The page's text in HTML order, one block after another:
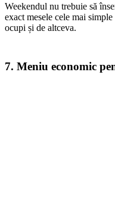
Weekendul nu trebuie să
exact mesele cele mai
ocupi și de altceva.
7. Meniu economic